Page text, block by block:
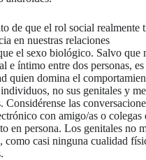
de que el rol social realmente
en nuestras relaciones
el sexo biológico. Salvo que
e íntimo entre dos personas, es
quien domina el
individuos, no sus genitales y
Considérense las
con amigo/as o colegas
en persona. Los genitales no
como casi ninguna cualidad